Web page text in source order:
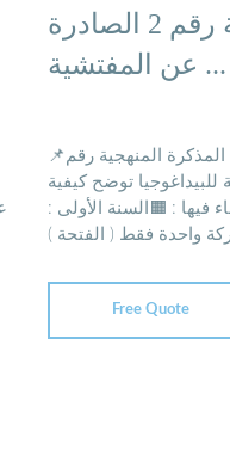
المذكرة المنهجية رقم 2 الصادرة
عن المفتشية ...
📌أساتذة السنة الأولى والثانية: هذه المذكرة المنهجية رقم
للبيداغوجيا توضح كيفية
فيها : 🟧السنة الأولى :
واحدة فقط ( الفتحة )
Free Quote